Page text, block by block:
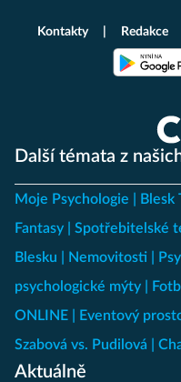
Další témata z
Moje Psychologie Blesk
Fantasy
Spotřebitelské
Blesku
Nemovitosti
psychologické mýty
ONLINE
Eventový
Szabová vs. Pudilová
Aktuálně
Kontakty Redakce